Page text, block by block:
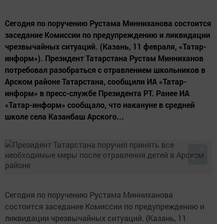
Сегодня по поручению Рустама Минниханова состоится
заседание Комиссии по предупреждению и ликвидации
чрезвычайных ситуаций. (Казань, 11 февраля, «Татар-
информ»). Президент Татарстана Рустам Минниханов
потребовал разобраться с отравлением школьников в
Арском районе Татарстана, сообщили ИА «Татар-
информ» в пресс-службе Президента РТ. Ранее ИА
«Татар-информ» сообщало, что накануне в средней
школе села Казанбаш Арского...
Сегодня по поручению Рустама Минниханова
состоится заседание Комиссии по предупреждению и
ликвидации чрезвычайных ситуаций. (Казань, 11